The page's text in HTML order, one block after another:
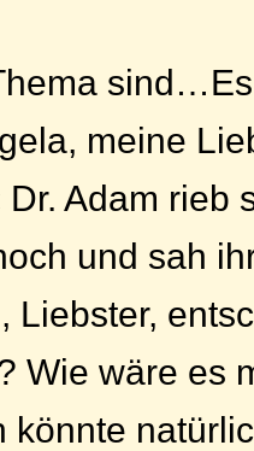
meine
Adam rieb
und sah
Liebster,
Wie wäre es
könnte